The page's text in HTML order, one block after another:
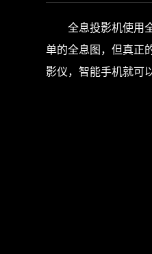
全息投影机使用全
单的全息图，但真正
影仪，智能手机就可